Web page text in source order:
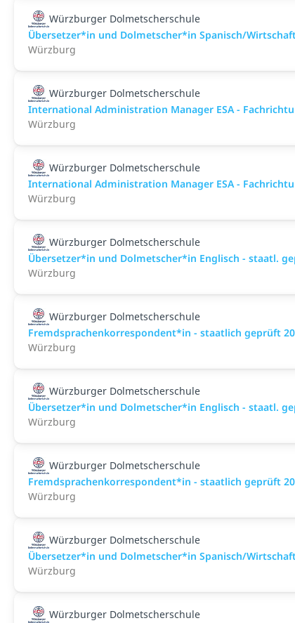
Würzburger Dolmetscherschule
Übersetzer*in und Dolmetscher*in Spanisch/
Würzburg
Würzburger Dolmetscherschule
International Administration Manager ESA -
Würzburg
Würzburger Dolmetscherschule
International Administration Manager ESA -
Würzburg
Würzburger Dolmetscherschule
Übersetzer*in und Dolmetscher*in Englisch - staatl.
Würzburg
Würzburger Dolmetscherschule
Fremdsprachenkorrespondent*in - staatlich geprüft
Würzburg
Würzburger Dolmetscherschule
Übersetzer*in und Dolmetscher*in Englisch - staatl.
Würzburg
Würzburger Dolmetscherschule
Fremdsprachenkorrespondent*in - staatlich geprüft
Würzburg
Würzburger Dolmetscherschule
Übersetzer*in und Dolmetscher*in Spanisch/
Würzburg
Würzburger Dolmetscherschule